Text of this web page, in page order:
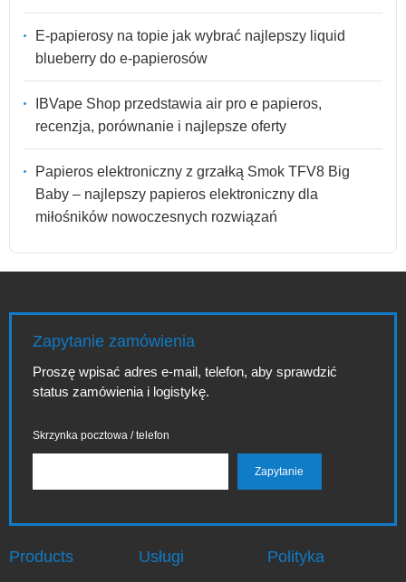
E-papierosy na topie jak wybrać najlepszy liquid
blueberry do e-papierosów
IBVape Shop przedstawia air pro e papieros,
recenzja, porównanie i najlepsze oferty
Papieros elektroniczny z grzałką Smok TFV8 Big
Baby – najlepszy papieros elektroniczny dla
miłośników nowoczesnych rozwiązań
Zapytanie zamówienia
Proszę wpisać adres e-mail, telefon, aby sprawdzić
status zamówienia i logistykę.
Skrzynka pocztowa / telefon
Products Usługi Polityka